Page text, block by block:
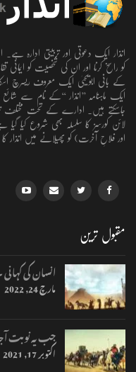
انذار ایک دعوتی اور تربیتی ادارہ
کو راسخ کرنا اور ان کی شخصیت کو
کے بانی ابویحییٰ ایک معروف ریسرچ
ایک ماہنامہ ’’انذار ‘‘کے نام
جاسکتے ہیں۔ ادارے کے تحت مختلف
لائن کورسز کا سلسلہ بھی شروع کیا گیا
اور فلاحِ آخرت) کو پھیلانے میں انذار کا
مقبول ترین
انسان کی
مارچ 24, 2022
جب یہ نوبت
اکتوبر 17, 2021